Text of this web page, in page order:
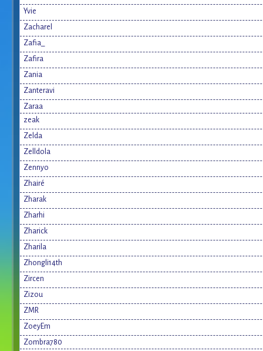
Yvie
Zacharel
Zafia_
Zafira
Zania
Zanteravi
Zaraa
zeak
Zelda
Zelldola
Zennyo
Zhairé
Zharak
Zharhi
Zharick
Zharila
Zhongli14th
Zircen
Zizou
ZMR
ZoeyEm
Zombra780